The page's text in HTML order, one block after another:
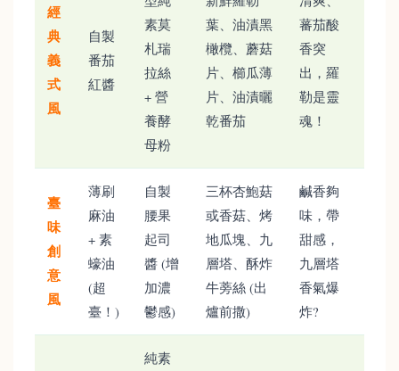
經
典
義
式
風
自製
番茄
紅醬
素莫
札瑞
拉絲
+ 營
養酵
母粉
葉、油漬黑
橄欖、蘑菇
片、櫛瓜薄
片、油漬曬
乾番茄
蕃茄酸
香突
出，羅
勒是靈
魂！
臺
味
創
意
風
薄刷
麻油
+ 素
蠔油
(超
臺！)
自製
腰果
起司
醬 (增
加濃
鬱感)
三杯杏鮑菇
或香菇、烤
地瓜塊、九
層塔、酥炸
牛蒡絲 (出
爐前撒)
鹹香夠
味，帶
甜感，
九層塔
香氣爆
炸?
純素